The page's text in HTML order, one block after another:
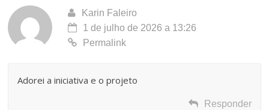
t
Karin Faleiro
1 de julho de 2026 a 13:26
Permalink
Adorei a iniciativa e o projeto
Responder